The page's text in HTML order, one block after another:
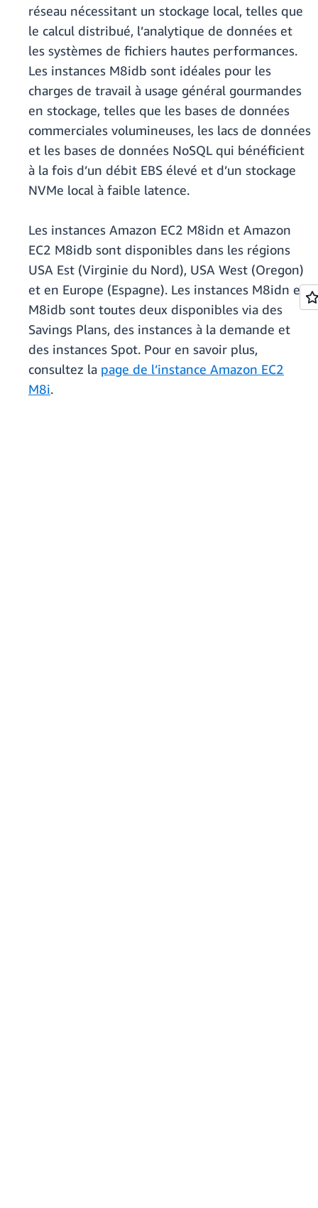
réseau nécessitant un stockage local, telles que
le calcul distribué, l’analytique de données et
les systèmes de fichiers hautes performances.
Les instances M8idb sont idéales pour les
charges de travail à usage général gourmandes
en stockage, telles que les bases de données
commerciales volumineuses, les lacs de données
et les bases de données NoSQL qui bénéficient
à la fois d’un débit EBS élevé et d’un stockage
NVMe local à faible latence.
Les instances Amazon EC2 M8idn et Amazon
EC2 M8idb sont disponibles dans les régions
USA Est (Virginie du Nord), USA West (Oregon)
et en Europe (Espagne). Les instances M8idn et
M8idb sont toutes deux disponibles via des
Savings Plans, des instances à la demande et
des instances Spot. Pour en savoir plus,
consultez la page de l’instance Amazon EC2
M8i.